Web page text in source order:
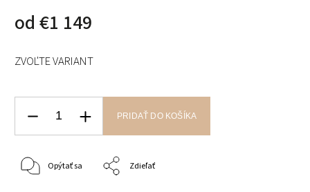
od €1 149
ZVOĽTE VARIANT
PRIDAŤ DO KOŠÍKA
Opýtať sa Zdieľať